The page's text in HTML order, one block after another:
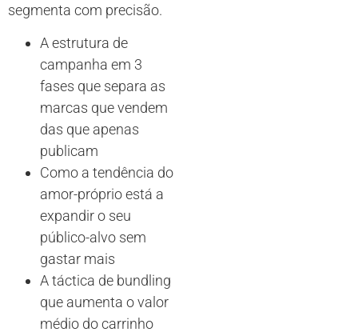
segmenta com precisão.
A estrutura de
campanha em 3
fases que separa as
marcas que vendem
das que apenas
publicam
Como a tendência do
amor-próprio está a
expandir o seu
público-alvo sem
gastar mais
A táctica de bundling
que aumenta o valor
médio do carrinho